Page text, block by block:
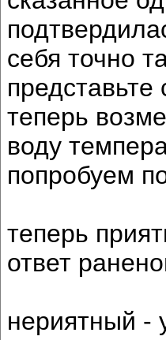
себя точно
теперь
воду
попробуем
теперь
ответ
нериятный -